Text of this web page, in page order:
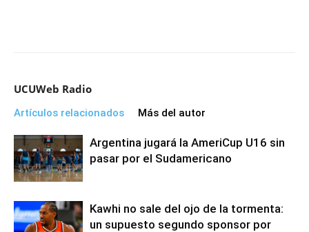
UCUWeb Radio
Artículos relacionados Más del autor
Argentina jugará la AmeriCup U16 sin
pasar por el Sudamericano
Kawhi no sale del ojo de la tormenta:
un supuesto segundo sponsor por